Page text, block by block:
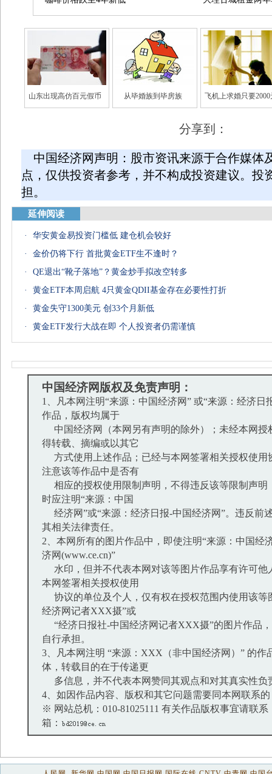
山东出现高仿百元假币 从毕婚族到毕房族 飞机上求婚只要2000
分享到：
中国经济网声明：股市资讯来源于合作媒体
点，仅供投资者参考，并不构成投资建议。投
担。
延伸阅读
·
华安黄金易投资门槛低 建仓机会较好
·
金价仍将下行 首批黄金ETF生不逢时？
·
QE退出“靴子落地”？黄金炒手拟改空转多
·
黄金ETF本周启航 4只黄金QDII基金存在必要性打折
·
黄金失守1300美元 创33个月新低
·
黄金ETF发行大战在即 个人投资者仍需谨慎
中国经济网版权及免责声明：
1、凡本网注明“来源：中国经济网” 或“来源：经济日
作品，版权均属于
中国经济网（本网另有声明的除外）；未经本网授
得转载、摘编或以其它
方式使用上述作品；已经与本网签署相关授权使用
注意该等作品中是否有
相应的授权使用限制声明，不得违反该等限制声明
时应注明“来源：中国
经济网”或“来源：经济日报-中国经济网”。违反前
其相关法律责任。
2、本网所有的图片作品中，即使注明“来源：中国经
济网(www.ce.cn)”
水印，但并不代表本网对该等图片作品享有许可他
本网签署相关授权使用
协议的单位及个人，仅有权在授权范围内使用该等
经济网记者XXX摄”或
“经济日报社-中国经济网记者XXX摄”的图片作品
自行承担。
3、凡本网注明 “来源：XXX（非中国经济网）” 的作
体，转载目的在于传递更
多信息，并不代表本网赞同其观点和对其真实性负
4、如因作品内容、版权和其它问题需要同本网联系
※ 网站总机：010-81025111 有关作品版权事宜请联系
箱：